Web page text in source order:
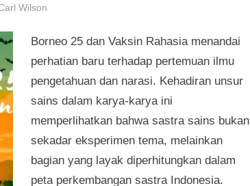
Wilson
Borneo 25 dan Vaksin Rahasia menandai
perhatian baru terhadap pertemuan ilmu
pengetahuan dan narasi. Kehadiran unsur
sains dalam karya-karya ini
memperlihatkan bahwa sastra sains bukan
sekadar eksperimen tema, melainkan
bagian yang layak diperhitungkan dalam
peta perkembangan sastra Indonesia.